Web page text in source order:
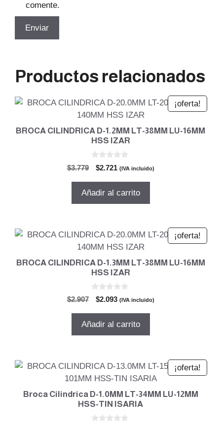
comente.
Productos relacionados
¡oferta!
BROCA CILINDRICA D-1.2MM LT-38MM LU-16MM
HSS IZAR
$3.779
El
original
$2.721 El
actual
(IVA incluido)
Añadir al carrito
¡oferta!
BROCA CILINDRICA D-1.3MM LT-38MM LU-16MM
HSS IZAR
$2.907
El
original
$2.093El
actual
(IVA incluido)
Añadir al carrito
¡oferta!
Broca Cilindrica D-1.0MM LT-34MM LU-12MM
HSS-TIN ISARIA